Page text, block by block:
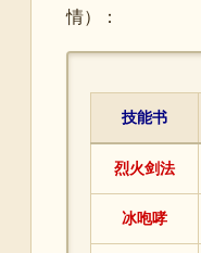
情）：
技能书
烈火剑法
冰咆哮